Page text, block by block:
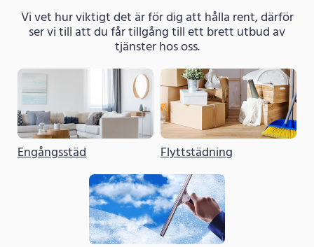
Vi vet hur viktigt det är för dig att hålla rent, därför
ser vi till att du får tillgång till ett brett utbud av
tjänster hos oss.
Engångsstäd Flyttstädning